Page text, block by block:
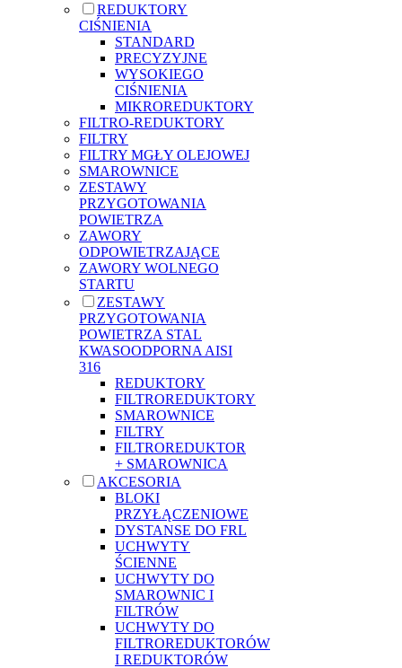
REDUKTORY
CIŚNIENIA
STANDARD
PRECYZYJNE
WYSOKIEGO
CIŚNIENIA
MIKROREDUKTORY
FILTRO-REDUKTORY
FILTRY
FILTRY MGŁY OLEJOWEJ
SMAROWNICE
ZESTAWY
PRZYGOTOWANIA
POWIETRZA
ZAWORY
ODPOWIETRZAJĄCE
ZAWORY WOLNEGO
STARTU
ZESTAWY
PRZYGOTOWANIA
POWIETRZA STAL
KWASOODPORNA AISI
316
REDUKTORY
FILTROREDUKTORY
SMAROWNICE
FILTRY
FILTROREDUKTOR
+ SMAROWNICA
AKCESORIA
BLOKI
PRZYŁĄCZENIOWE
DYSTANSE DO FRL
UCHWYTY
ŚCIENNE
UCHWYTY DO
SMAROWNIC I
FILTRÓW
UCHWYTY DO
FILTROREDUKTORÓW
I REDUKTORÓW